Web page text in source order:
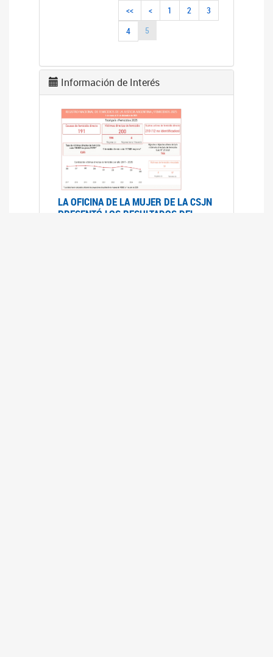
<< < 1 2
3
4
5
Información de Interés
LA OFICINA DE LA MUJER DE LA CSJN
PRESENTÓ LOS RESULTADOS DEL